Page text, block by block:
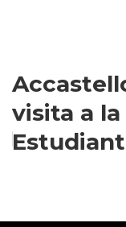
visita a